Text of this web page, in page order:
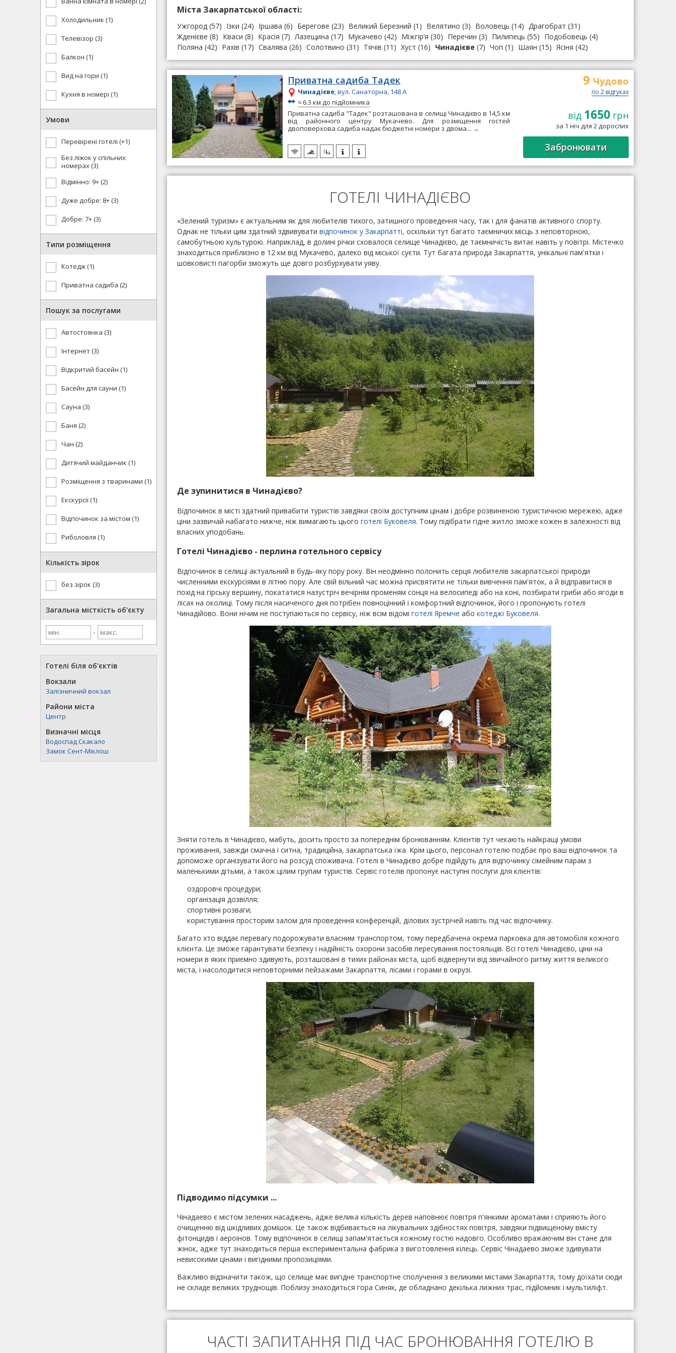
Холодильник (1)
Телевізор (3)
Балкон (1)
Вид на гори (1)
Кухня в номері (1)
Умови
Перевірені готелі (+1)
Без ліжок у спільних
номерах (3)
Відмінно: 9+ (2)
Дуже добре: 8+ (3)
Добре: 7+ (3)
Типи розміщення
Котедж (1)
Приватна садиба (2)
Пошук за послугами
Автостоянка (3)
Інтернет (3)
Відкритий басейн (1)
Басейн для сауни (1)
Сауна (3)
Баня (2)
Чан (2)
Дитячий майданчик (1)
Розміщення з тваринами (1)
Екскурсії (1)
Відпочинок за містом (1)
Риболовля (1)
Кількість зірок
без зірок (3)
Загальна місткість об'єкту
-
Готелі біля об'єктів
Вокзали
Залізничний вокзал
Райони міста
Центр
Визначні місця
Водоспад Скакало
Замок Сент-Міклош
Міста Закарпатської області:
Ужгород(57) Ізки (24) Іршавa (6) Берегове (23) Великий Березний (1) Велятино (3) Воловець (14) Драгобрат (31)
Жденієве (8) Кваси (8) Красія (7) Лазещина (17) Мукачево (42) Міжгір’я (30) Перечин (3) Пилипець (55) Подобовець (4)
Поляна (42) Рахів (17) Свалява (26) Солотвино (31) Тячів (11) Хуст (16) Чинадієве (7) Чоп (1) Шаян (15) Ясіня (42)
Приватна садиба Тадек
Чинадієве, вул. Санаторна, 148 А
~
≈ 6.3 км до підйомника
Приватна садиба "Тадек" розташована в селищі Чинадієво в 14,5 км
від районного центру Мукачево. Для розміщення гостей
двоповерхова садиба надає бюджетні номери з двома... →
9 Чудово
по 2 відгуках
від 1650грн
за 1 ніч для 2 дорослих
Забронювати
ГОТЕЛІ ЧИНАДІЄВО
«Зелений туризм» є актуальним як для любителів тихого, затишного проведення часу, так і для фанатів активного спорту.
Однак не тільки цим здатний здвивувати відпочинок у Закарпатті, оскільки тут багато таємничих місць з неповторною,
самобутньою культурою. Наприклад, в долині річки сховалося селище Чинадієво, де таємничість витає навіть у повітрі. Містечко
знаходиться приблизно в 12 км від Мукачево, далеко від міської суєти. Тут багата природа Закарпаття, унікальні пам'ятки і
шовковисті пагорби зможуть ще довго розбурхувати уяву.
Де зупинитися в Чинадієво?
Відпочинок в місті здатний привабити туристів завдяки своїм доступним цінам і добре розвиненою туристичною мережею, адже
ціни зазвичай набагато нижче, ніж вимагають цього готелі Буковеля. Тому підібрати гідне житло зможе кожен в залежності від
власних уподобань.
Готелі Чинадієво - перлина готельного сервісу
Відпочинок в селищі актуальний в будь-яку пору року. Він неодмінно полонить серця любителів закарпатської природи
численними екскурсіями в літню пору. Але свій вільний час можна присвятити не тільки вивчення пам'яток, а й відправитися в
похід на гірську вершину, покататися назустріч вечірнім променям сонця на велосипеді або на коні, позбирати гриби або ягоди в
лісах на околиці. Тому після насиченого дня потрібен повноцінний і комфортний відпочинок, його і пропонують готелі
Чинадійово. Вони нічим не поступаються по сервісу, ніж всім відомі готелі Яремче або котеджі Буковеля.
Зняти готель в Чинадієво, мабуть, досить просто за попереднім бронюванням. Клієнтів тут чекають найкращі умови
проживання, завжди смачна і ситна, традиційна, закарпатська їжа. Крім цього, персонал готелю подбає про ваш відпочинок та
допоможе організувати його на розсуд споживача. Готелі в Чинадієво добре підійдуть для відпочинку сімейним парам з
маленькими дітьми, а також цілим групам туристів. Сервіс готелів пропонує наступні послуги для клієнтів:
оздоровчі процедури;
організація дозвілля;
спортивні розваги;
користування просторим залом для проведення конференцій, ділових зустрічей навіть під час відпочинку.
Багато хто віддає перевагу подорожувати власним транспортом, тому передбачена окрема парковка для автомобіля кожного
клієнта. Це зможе гарантувати безпеку і надійність охорони засобів пересування постояльців. Всі готелі Чинадієво, ціни на
номери в яких приємно здивують, розташовані в тихих районах міста, щоб відвернути від звичайного ритму життя великого
міста, і насолодитися неповторними пейзажами Закарпаття, лісами і горами в окрузі.
Підводимо підсумки ...
Чінадаево є містом зелених насаджень, адже велика кількість дерев наповнює повітря п'янкими ароматами і сприяють його
очищенню від шкідливих домішок. Це також відбивається на лікувальних здібностях повітря, завдяки підвищеному вмісту
фітонцидів і аероінов. Тому відпочинок в селищі запам'ятається кожному гостю надовго. Особливо вражаючим він стане для
жінок, адже тут знаходиться перша експериментальна фабрика з виготовлення кілець. Сервіс Чінадаево зможе здивувати
невисокими цінами і вигідними пропозиціями.
Важливо відзначити також, що селище має вигідне транспортне сполучення з великими містами Закарпаття, тому доїхати сюди
не складе великих труднощів. Поблизу знаходиться гора Синяк, де обладнано декілька лижних трас, підйомник і мультиліфт.
ЧАСТІ ЗАПИТАННЯ ПІД ЧАС БРОНЮВАННЯ ГОТЕЛЮ В